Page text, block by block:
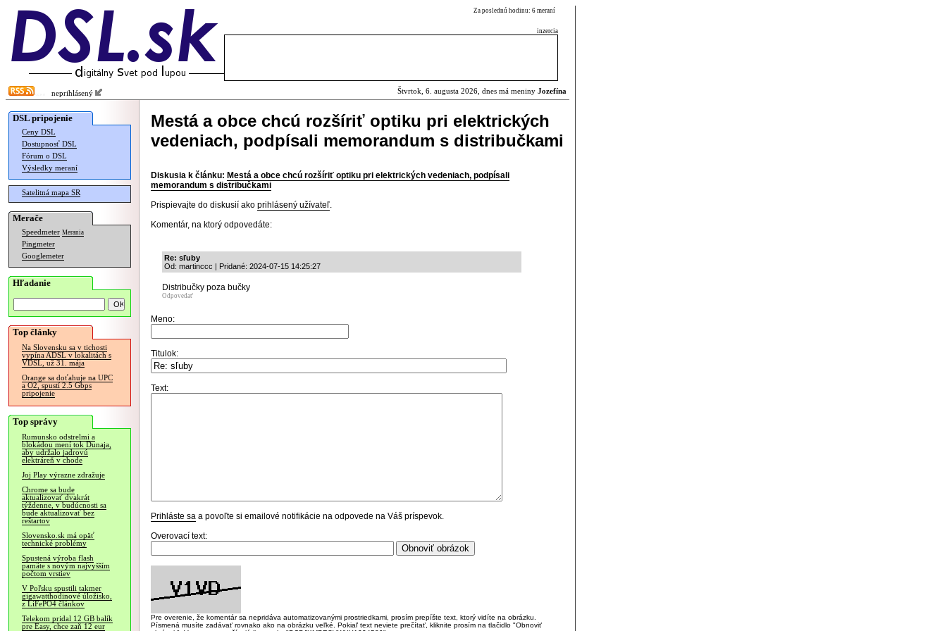
Za poslednú hodinu: 6 meraní
inzercia
neprihlásený Štvrtok, 6. augusta 2026, dnes má meniny Jozefína
DSL pripojenie
Ceny DSL
Dostupnosť DSL
Fórum o DSL
Výsledky meraní
Satelitná mapa SR
Merače
Speedmeter Merania
Pingmeter
Googlemeter
Hľadanie
Top články
Na Slovensku sa v tichosti
vypína ADSL v lokalitách s
VDSL, už 31. mája
Orange sa doťahuje na UPC
a O2, spustí 2.5 Gbps
pripojenie
Top správy
Rumunsko odstrelmi a
blokádou mení tok Dunaja,
aby udržalo jadrovú
elektráreň v chode
Joj Play výrazne zdražuje
Chrome sa bude
aktualizovať dvakrát
týždenne, v budúcnosti sa
bude aktualizovať bez
reštartov
Slovensko.sk má opäť
technické problémy
Spustená výroba flash
pamäte s novým najvyšším
počtom vrstiev
V Poľsku spustili takmer
gigawatthodinové úložisko,
z LiFePO4 článkov
Telekom pridal 12 GB balík
pre Easy, chce zaň 12 eur
Mestá a obce chcú rozšíriť optiku pri elektrických
vedeniach, podpísali memorandum s distribučkami
Diskusia k článku: Mestá a obce chcú rozšíriť optiku pri elektrických vedeniach, podpísali
memorandum s distribučkami
Prispievajte do diskusií ako prihlásený užívateľ.
Komentár, na ktorý odpovedáte:
Re: sľuby
Od: martinccc | Pridané: 2024-07-15 14:25:27
Distribučky poza bučky
Odpovedať
Meno:
Titulok:
Text:
Prihláste sa a povoľte si emailové notifikácie na odpovede na Váš príspevok.
Overovací text:
Pre overenie, že komentár sa nepridáva automatizovanými prostriedkami, prosím prepíšte text, ktorý vidíte na obrázku.
Písmená musíte zadávať rovnako ako na obrázku veľké. Pokiaľ text neviete prečítať, kliknite prosím na tlačidlo "Obnoviť